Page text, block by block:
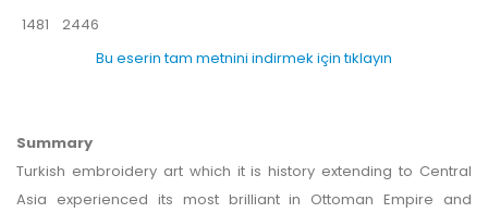
1481
2446
Bu eserin tam metnini indirmek için tıklayın
Summary
Turkish embroidery art which it is history extending to Central
Asia experienced its most brilliant in Ottoman Empire and